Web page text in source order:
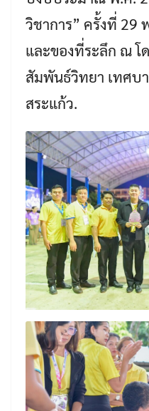
วิชาการ” ครั้งที่ 29
และของที่ระลึก ณ โ
สัมพันธ์วิทยา เทศบ
สระแก้ว.